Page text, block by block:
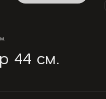
44 см.